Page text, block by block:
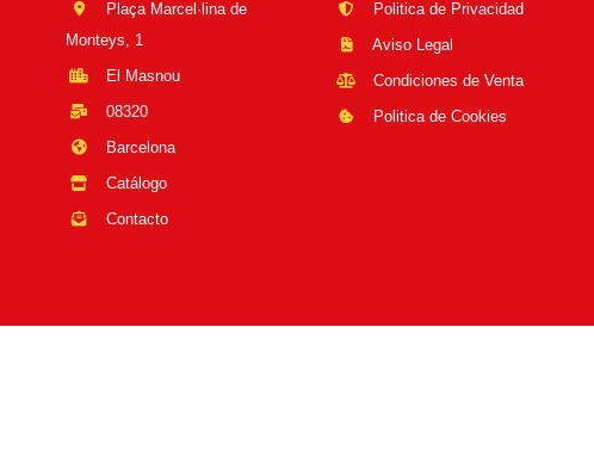
Plaça Marcel·lina de
Monteys, 1
El Masnou
08320
Barcelona
Catálogo
Contacto
Politica de Privacidad
Aviso Legal
Condiciones de Venta
Politica de Cookies